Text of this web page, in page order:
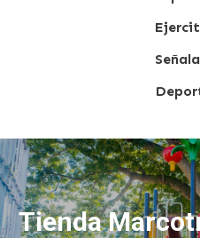
Tienda